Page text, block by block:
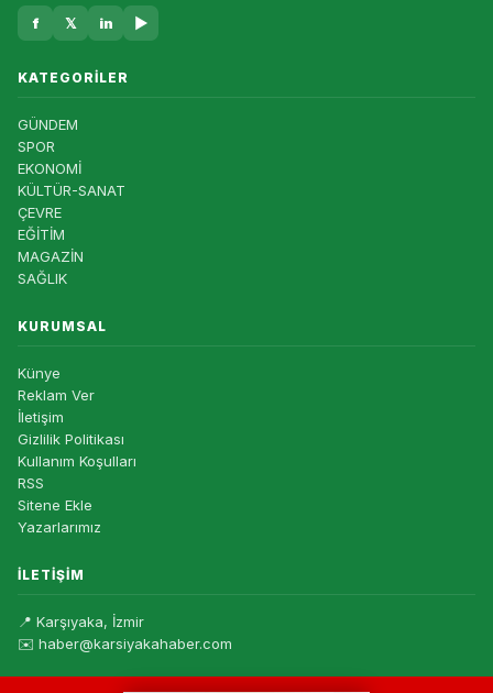
f 𝕏 in ▶
KATEGORILER
GÜNDEM
SPOR
EKONOMİ
KÜLTÜR-SANAT
ÇEVRE
EĞİTİM
MAGAZİN
SAĞLIK
KURUMSAL
Künye
Reklam Ver
İletişim
Gizlilik Politikası
Kullanım Koşulları
RSS
Sitene Ekle
Yazarlarımız
İLETIŞIM
📍 Karşıyaka, İzmir
✉️ haber@karsiyakahaber.com